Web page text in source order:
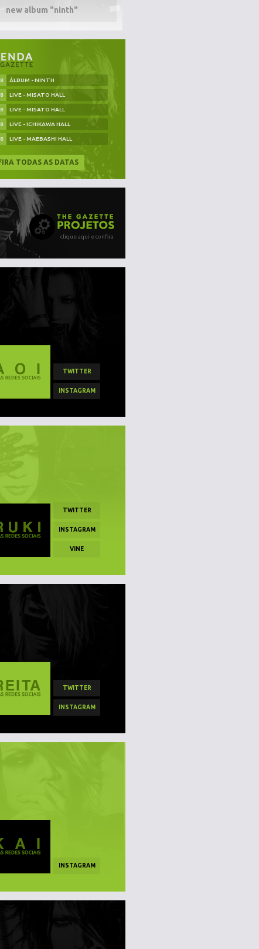
new album "ninth"
ÁLBUM - NINTH
LIVE - MISATO HALL
LIVE - MISATO HALL
LIVE - ICHIKAWA HALL
LIVE - MAEBASHI HALL
TODAS AS DATAS
clique aqui e confira
TWITTER
INSTAGRAM
TWITTER
INSTAGRAM
VINE
TWITTER
INSTAGRAM
INSTAGRAM